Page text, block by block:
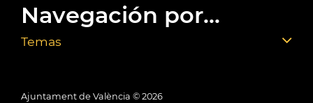
Navegación por...
Temas
Ajuntament de València © 2026